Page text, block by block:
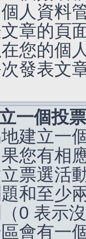
人資料
章的頁
您的個
發表文
一個投
建立一
您有相
票選活
和至少
0 表示
會有一